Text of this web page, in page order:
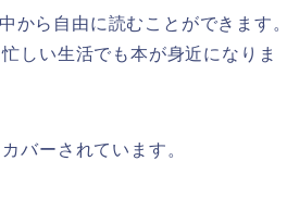
ら自由に読むことができます。
しい生活でも本が身近になりま
バーされています。